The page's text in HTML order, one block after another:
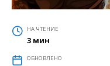
НА ЧТЕНИЕ
3 мин
ОБНОВЛЕНО